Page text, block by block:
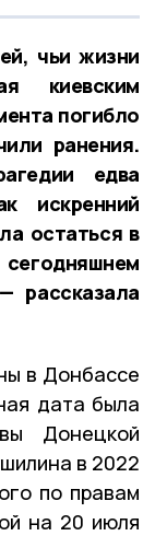
чьи жизни
киевским
погибло
ранения.
едва
искренний
остаться в
рассказала
в Донбассе
дата была
Донецкой
в 2022
по правам
на 20 июля